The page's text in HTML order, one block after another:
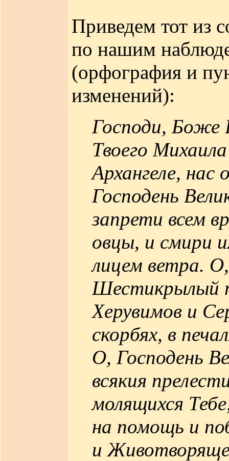
Приведем тот из
по нашим
(орфография и
изменений):
Господи, Боже
Твоего
Архангеле, нас
Господень
запрети всем
овцы, и смири
лицем ветра.
Шестикрылый
Херувимов и
скорбях, в
О, Господень
всякия
молящихся
на помощь и
и